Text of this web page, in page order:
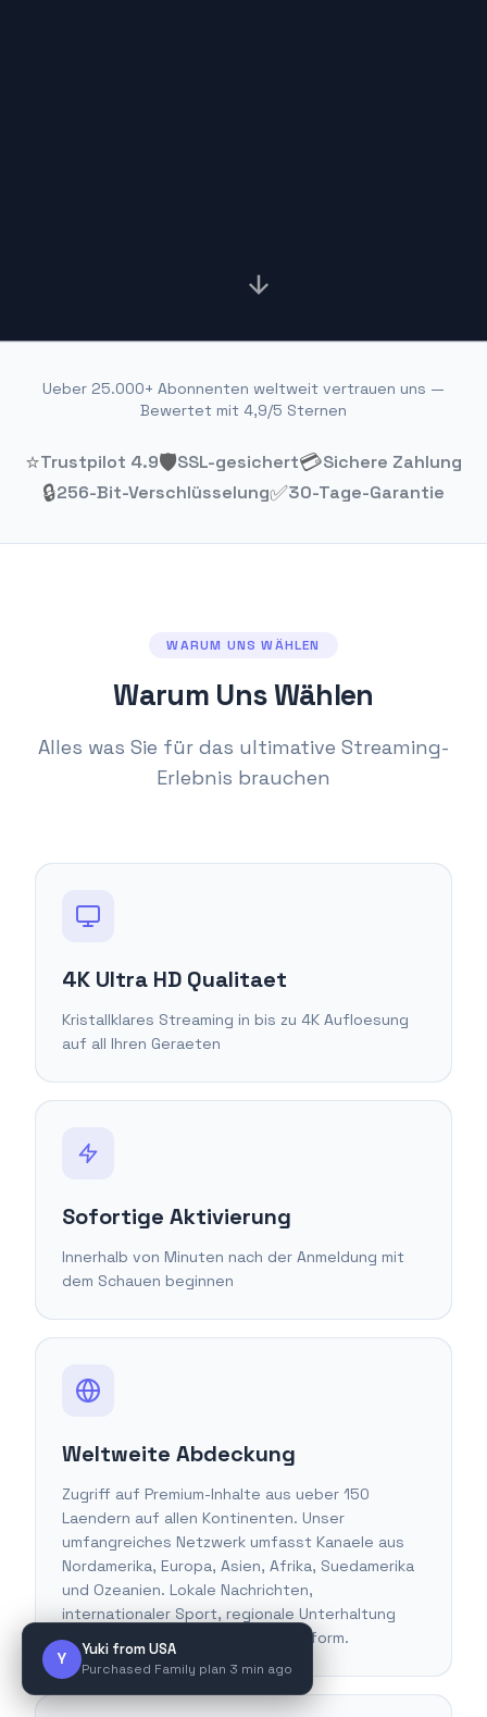
Ueber 25.000+ Abonnenten weltweit vertrauen uns —
Bewertet mit 4,9/5 Sternen
⭐Trustpilot 4.9🛡️SSL-gesichert💳Sichere Zahlung
🔒256-Bit-Verschlüsselung✅30-Tage-Garantie
WARUM UNS WÄHLEN
Warum Uns Wählen
Alles was Sie für das ultimative Streaming-
Erlebnis brauchen
4K Ultra HD Qualitaet
Kristallklares Streaming in bis zu 4K Aufloesung
auf all Ihren Geraeten
Sofortige Aktivierung
Innerhalb von Minuten nach der Anmeldung mit
dem Schauen beginnen
Weltweite Abdeckung
Zugriff auf Premium-Inhalte aus ueber 150
Laendern auf allen Kontinenten. Unser
umfangreiches Netzwerk umfasst Kanaele aus
Nordamerika, Europa, Asien, Afrika, Suedamerika
und Ozeanien. Lokale Nachrichten,
internationaler Sport, regionale Unterhaltung
und globale Inhalte auf einer Plattform.
Y
Yuki from USA
Purchased Family plan 3 min ago